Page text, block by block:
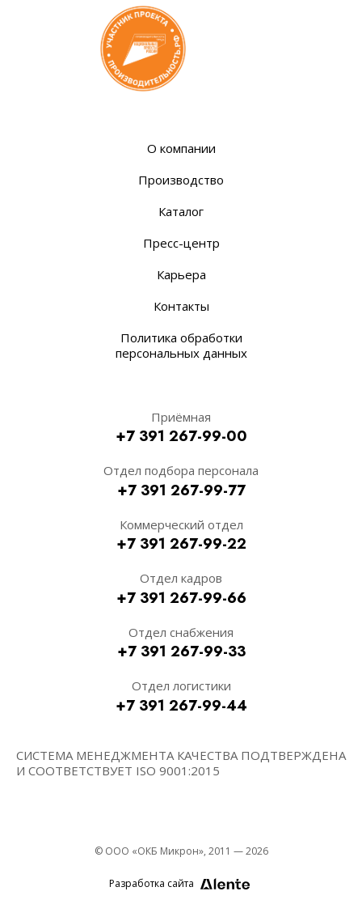
О компании
Производство
Каталог
Пресс-центр
Карьера
Контакты
Политика обработки
персональных данных
Приёмная
+7 391 267-99-00
Отдел подбора персонала
+7 391 267-99-77
Коммерческий отдел
+7 391 267-99-22
Отдел кадров
+7 391 267-99-66
Отдел снабжения
+7 391 267-99-33
Отдел логистики
+7 391 267-99-44
СИСТЕМА МЕНЕДЖМЕНТА КАЧЕСТВА ПОДТВЕРЖДЕНА
И СООТВЕТСТВУЕТ ISO 9001:2015
© ООО «ОКБ Микрон», 2011 — 2026
Разработка сайта